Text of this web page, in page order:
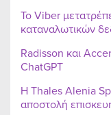
Το Viber
καταναλωτικών
Radisson και
ChatGPT
Η Thales Alenia
αποστολή